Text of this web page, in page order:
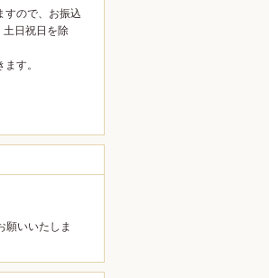
すので、お振込
土日祝日を除
す。
願いいたしま